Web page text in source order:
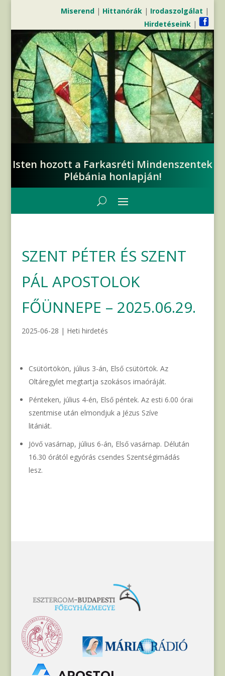
Miserend| Hittanórák| Irodaszolgálat |
Hirdetéseink|
Isten hozott a Farkasréti Mindenszentek
Plébánia honlapján!
SZENT PÉTER ÉS SZENT
PÁL APOSTOLOK
FŐÜNNEPE – 2025.06.29.
2025-06-28 | Heti hirdetés
Csütörtökön, július 3-án, Első csütörtök. Az
Oltáregylet megtartja szokásos imaóráját.
Pénteken, július 4-én, Első péntek. Az esti 6.00 órai
szentmise után elmondjuk a Jézus Szíve
litániát.
Jövő vasárnap, július 6-án, Első vasárnap. Délután
16.30 órától egyórás csendes Szentségimádás
lesz.